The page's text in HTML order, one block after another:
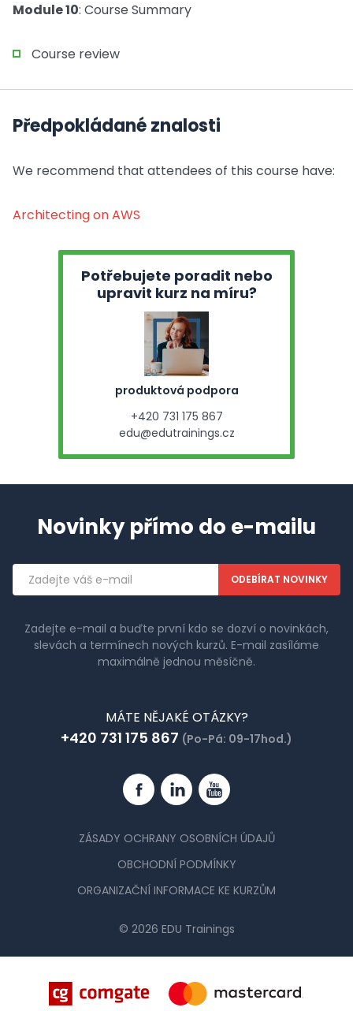
Module 10: Course Summary
Course review
Předpokládané znalosti
We recommend that attendees of this course have:
Architecting on AWS
Potřebujete poradit nebo
upravit kurz na míru?
produktová podpora
+420 731 175 867
edu@edutrainings.cz
Novinky přímo do e-mailu
Emailová
adresa
Zadejte e-mail a buďte první kdo se dozví o novinkách,
slevách a termínech nových kurzů. E-mail zasíláme
maximálně jednou měsíčně.
MÁTE NĚJAKÉ OTÁZKY?
+420 731 175 867 (Po-Pá: 09-17hod.)
FacebookLinkedinYouTube
ZÁSADY OCHRANY OSOBNÍCH ÚDAJŮ
OBCHODNÍ PODMÍNKY
ORGANIZAČNÍ INFORMACE KE KURZŮM
© 2026 EDU Trainings